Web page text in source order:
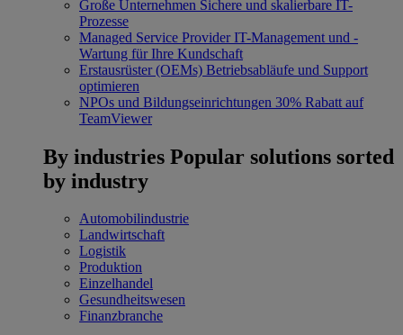
Große Unternehmen Sichere und skalierbare IT-
Prozesse
Managed Service Provider IT-Management und -
Wartung für Ihre Kundschaft
Erstausrüster (OEMs) Betriebsabläufe und Support
optimieren
NPOs und Bildungseinrichtungen 30% Rabatt auf
TeamViewer
By industries Popular solutions sorted
by industry
Automobilindustrie
Landwirtschaft
Logistik
Produktion
Einzelhandel
Gesundheitswesen
Finanzbranche